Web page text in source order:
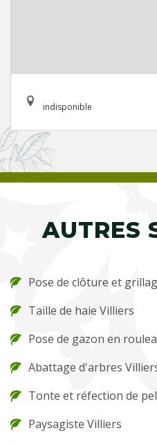
indisponible
AUTRES
Pose de clôture et
Taille de haie Villiers
Pose de gazon en
Abattage d'arbres
Tonte et réfection de
Paysagiste Villiers